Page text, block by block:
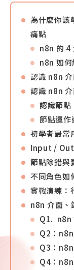
為什麼你該
痛點
n8n 的 4
n8n 如何
認識 n8n
認識 n8n
認識節點
節點運
初學者最常
Input /
節點除錯與
不同角色如
實戰演練：
n8n 介面、
Q1. n8n
Q2：n8n
Q3：
Q4：